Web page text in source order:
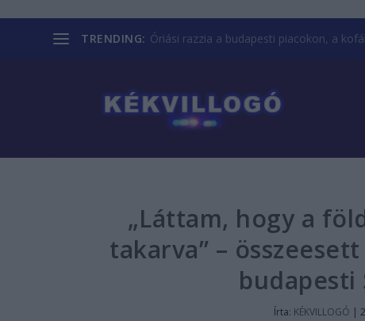
TRENDING: Óriási razzia a budapesti piacokon, a
„Láttam, hogy a
takarva” –
budapesti
Írta: KÉKVILLOGÓ |